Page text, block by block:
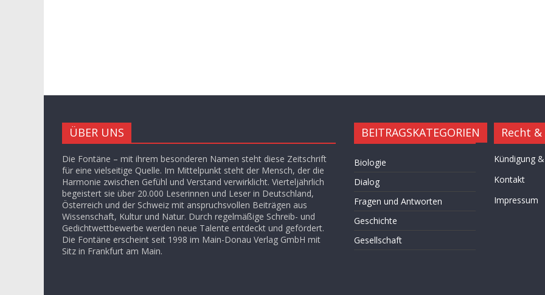
ÜBER UNS
Die Fontäne – mit ihrem besonderen Namen steht diese Zeitschrift
für eine vielseitige Quelle. Im Mittelpunkt steht der Mensch, der die
Harmonie zwischen Gefühl und Verstand verwirklicht. Vierteljährlich
begeistert sie über 20.000 Leserinnen und Leser in Deutschland,
Österreich und der Schweiz mit anspruchsvollen Beiträgen aus
Wissenschaft, Kultur und Natur. Durch regelmäßige Schreib- und
Gedichtwettbewerbe werden neue Talente entdeckt und gefördert.
Die Fontäne erscheint seit 1998 im Main-Donau Verlag GmbH mit
Sitz in Frankfurt am Main.
BEITRAGSKATEGORIEN
Biologie
Dialog
Fragen und Antworten
Geschichte
Gesellschaft
Recht
Kündigung
Kontakt
Impressum